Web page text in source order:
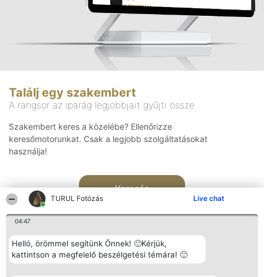
TURUL Fotózás Live chat
04:47
Helló, örömmel segítünk Önnek! 🙂Kérjük,
kattintson a megfelelő beszélgetési témára! 🙂
Találj egy szakembert
A rangsor az iparág legjobbjait gyűjti össze
Szakembert keres a közelébe? Ellenőrizze
keresőmotorunkat. Csak a legjobb szolgáltatásokat
használja!
Keresés
Rangsorszervező Népszavazás Elérhetőség